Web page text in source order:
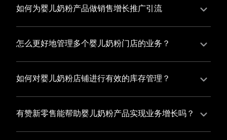
券、邀请好友等方式，吸引更多的用户下单购买，并激
如何为婴儿奶粉产品做销售增长推广引流
有赞新零售旗下产品营销工具、比如优惠券、满减活动
等，吸引更多客户到店消费。另外，通过有赞的微信公
以帮助您增加客流量，赢得客户的青睐
怎么更好地管理多个婴儿奶粉门店的业务？
有赞新零售一站式解决方案，包括有赞微商城、有赞私
域运营以及有赞小程序商城，将助您轻松打通线上线下
让您的业务蓬勃发展，收获更多满意客户。
如何对婴儿奶粉店铺进行有效的库存管理？
您可以使用有赞的门店管理系统，它可以帮助您实现门
店数据的集中管理，包括订单管理、员工管理、库存管
有赞新零售能帮助婴儿奶粉产品实现业务增长吗？
有赞新零售作为业内领先的一站式解决方案，整合线上